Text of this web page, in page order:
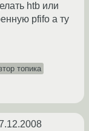
htb или
pfifo а ту
топика